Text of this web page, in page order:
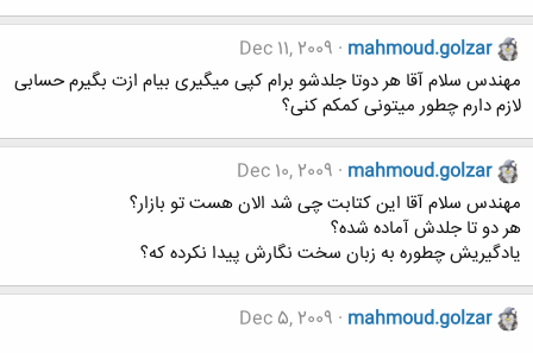
mahmoud.golzar
Dec 11, 2009
مهندس سلام آقا هر دوتا جلدشو برام کپی میگیری بیام ازت بگیرم حسابی
لازم دارم چطور میتونی کمکم کنی؟
mahmoud.golzar
Dec 10, 2009
مهندس سلام آقا این کتابت چی شد الان هست تو بازار؟
هر دو تا جلدش آماده شده؟
یادگیریش چطوره به زبان سخت نگارش پیدا نکرده که؟
mahmoud.golzar
Dec 5, 2009